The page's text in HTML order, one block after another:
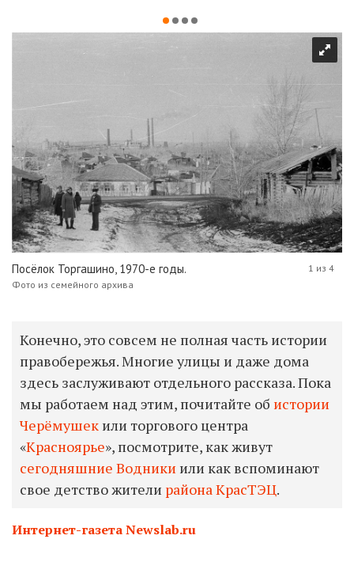
Посёлок Торгашино, 1970-е годы.
Фото из семейного архива
1 из 4
Конечно, это совсем не полная часть истории
правобережья. Многие улицы и даже дома
здесь заслуживают отдельного рассказа. Пока
мы работаем над этим, почитайте об истории
Черёмушек или торгового центра
«Красноярье», посмотрите, как живут
сегодняшние Водники или как вспоминают
свое детство жители района КрасТЭЦ.
Интернет-газета Newslab.ru